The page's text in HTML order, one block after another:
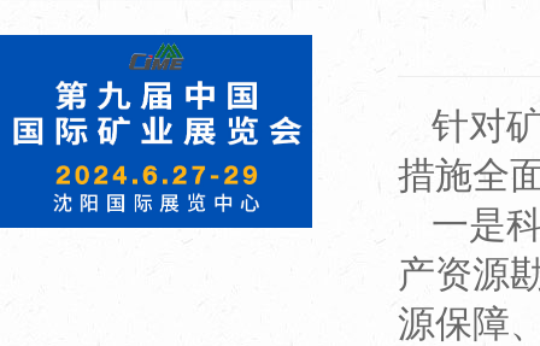
针对
措施全
一是
产资源
源保障